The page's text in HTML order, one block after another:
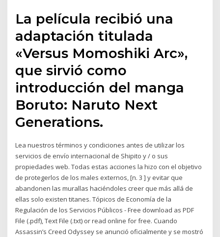
La película recibió una
adaptación titulada
«Versus Momoshiki Arc»,
que sirvió como
introducción del manga
Boruto: Naruto Next
Generations.
Lea nuestros términos y condiciones antes de utilizar los
servicios de envío internacional de Shipito y / o sus
propiedades web. Todas estas acciones la hizo con el objetivo
de protegerlos de los males externos, [n. 3 ] y evitar que
abandonen las murallas haciéndoles creer que más allá de
ellas solo existen titanes. Tópicos de Economía de la
Regulación de los Servicios Públicos - Free download as PDF
File (.pdf), Text File (.txt) or read online for free. Cuando
Assassin’s Creed Odyssey se anunció oficialmente y se mostró